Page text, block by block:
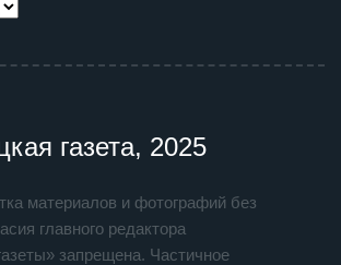
газета, 2025
материалов и фотографий без
главного редактора
запрещена. Частичное